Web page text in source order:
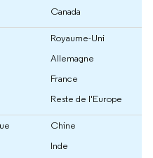
Canada
Royaume-Uni
Allemagne
France
Reste de l'Europe
Chine
Inde